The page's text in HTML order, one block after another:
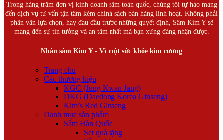
Trong hàng trăm đơn vị kinh doanh sâm toàn quốc, chúng tôi tự hào mang
đến dịch vụ tư vấn tận tâm kèm chính sách bán hàng linh hoạt. Không phải
phân vân lựa chọn, hay đau đầu trước những quyết định, Sâm Kim Y sẽ
mang đến sự tin tưởng và an tâm nhất mà bạn xứng đáng nhận được.
Nhân sâm Kim Y - Vì một sức khỏe kim cương
Trang chủ
Các thương hiệu
KGC (Jung Kwan Jang)
DKG (Daedong Korea Ginseng)
Kim’s Red Ginseng
Danh mục sản phẩm
Sâm Hàn Quốc
Set quà tặng